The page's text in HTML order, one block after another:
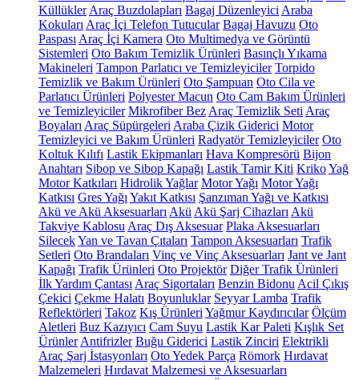
Küllükler Araç Buzdolapları Bagaj Düzenleyici Araba
Kokuları Araç İçi Telefon Tutucular Bagaj Havuzu Oto
Paspası Araç İçi Kamera Oto Multimedya ve Görüntü
Sistemleri Oto Bakım Temizlik Ürünleri Basınçlı Yıkama
Makineleri Tampon Parlatıcı ve Temizleyiciler Torpido
Temizlik ve Bakım Ürünleri Oto Şampuan Oto Cila ve
Parlatıcı Ürünleri Polyester Macun Oto Cam Bakım Ürünleri
ve Temizleyiciler Mikrofiber Bez Araç Temizlik Seti Araç
Boyaları Araç Süpürgeleri Araba Çizik Giderici Motor
Temizleyici ve Bakım Ürünleri Radyatör Temizleyiciler Oto
Koltuk Kılıfı Lastik Ekipmanları Hava Kompresörü Bijon
Anahtarı Sibop ve Sibop Kapağı Lastik Tamir Kiti KrikoYağ
Motor Katkıları Hidrolik Yağlar Motor Yağı Motor Yağı
Katkısı Gres Yağı Yakıt Katkısı Şanzıman Yağı ve Katkısı
Akü ve Akü Aksesuarları Akü Akü Şarj Cihazları Akü
Takviye Kablosu Araç Dış Aksesuar Plaka Aksesuarları
SilecekYan ve Tavan Çıtaları Tampon Aksesuarları Trafik
Setleri Oto Brandaları Vinç ve Vinç Aksesuarları Jant ve Jant
Kapağı Trafik Ürünleri Oto Projektör Diğer Trafik Ürünleri
İlk Yardım Çantası Araç Sigortaları Benzin Bidonu Acil Çıkış
Çekici Çekme Halatı Boyunluklar Seyyar Lamba Trafik
Reflektörleri Takoz Kış Ürünleri Yağmur Kaydırıcılar Ölçüm
Aletleri Buz Kazıyıcı Cam Suyu Lastik Kar Paleti Kışlık Set
Ürünler Antifrizler Buğu Giderici Lastik Zinciri Elektrikli
Araç Şarj İstasyonları Oto Yedek Parça Römork Hırdavat
Malzemeleri Hırdavat Malzemesi ve Aksesuarları